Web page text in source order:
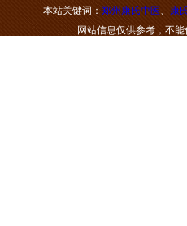
本站关键词： 郑州康氏中医、 康
网站信息仅供参考，不